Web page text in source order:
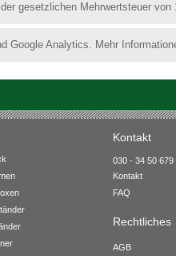
gesetzlichen Mehrwertsteuer von
Google Analytics. Mehr
Kontakt
030 - 34 50 679
Kontakt
FAQ
Rechtliches
AGB